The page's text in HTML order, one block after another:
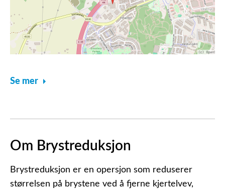
Se mer
Om Brystreduksjon
Brystreduksjon er en opersjon som reduserer
størrelsen på brystene ved å fjerne kjertelvev,